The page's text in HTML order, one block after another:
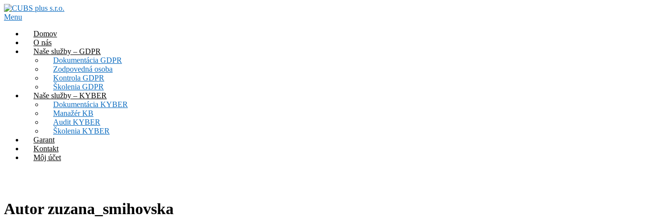
Prejsť
na
Menu
Domov
O nás
Naše služby – GDPR
Dokumentácia GDPR
Zodpovedná osoba
Kontrola GDPR
Školenia GDPR
Naše služby – KYBER
Dokumentácia KYBER
Manažér KB
Audit KYBER
Školenia KYBER
Garant
Kontakt
Môj účet
Autorzuzana_smihovska